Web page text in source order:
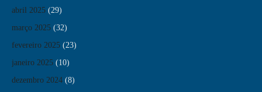
abril 2025 (29)
março 2025 (32)
fevereiro 2025 (23)
janeiro 2025 (10)
dezembro 2024 (8)